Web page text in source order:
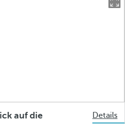
auf die
Details